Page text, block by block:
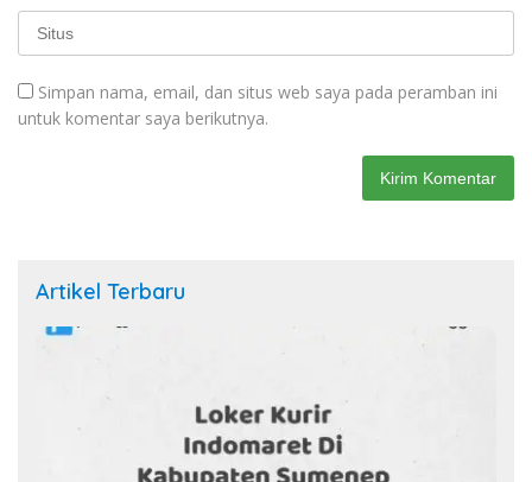
Simpan nama, email, dan situs web saya pada peramban ini
untuk komentar saya berikutnya.
Artikel Terbaru